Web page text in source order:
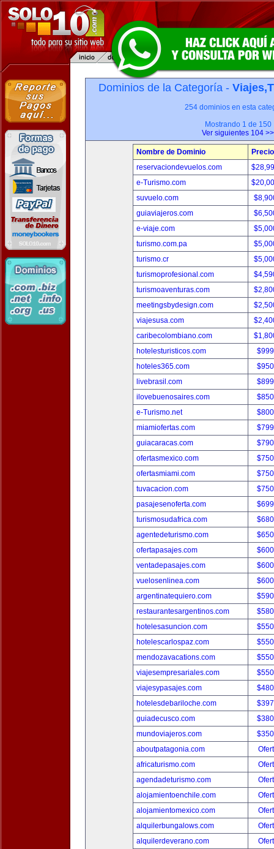
Dominios de la Categoría -
254 dominios en esta
Mostrando 1 de 150
Ver siguientes 104 >>
Nombre de Dominio
Precio
reservaciondevuelos.com
e-Turismo.com
suvuelo.com
guiaviajeros.com
e-viaje.com
turismo.com.pa
turismo.cr
turismoprofesional.com
turismoaventuras.com
meetingsbydesign.com
viajesusa.com
caribecolombiano.com
hotelesturisticos.com
hoteles365.com
livebrasil.com
ilovebuenosaires.com
e-Turismo.net
miamiofertas.com
guiacaracas.com
ofertasmexico.com
ofertasmiami.com
tuvacacion.com
pasajesenoferta.com
turismosudafrica.com
agentedeturismo.com
ofertapasajes.com
ventadepasajes.com
vuelosenlinea.com
argentinatequiero.com
restaurantesargentinos.com
hotelesasuncion.com
hotelescarlospaz.com
mendozavacations.com
viajesempresariales.com
viajesypasajes.com
hotelesdebariloche.com
guiadecusco.com
mundoviajeros.com
aboutpatagonia.com
africaturismo.com
agendadeturismo.com
alojamientoenchile.com
alojamientomexico.com
alquilerbungalows.com
alquilerdeverano.com